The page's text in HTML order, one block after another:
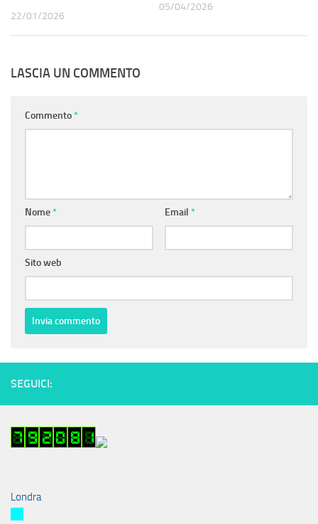
22/01/2026
05/04/2026
LASCIA UN COMMENTO
Commento*
Nome* Email *
Sito web
SEGUICI:
Londra